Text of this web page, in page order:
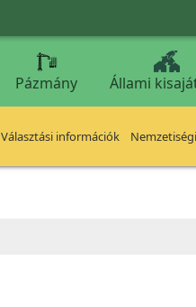
Pázmány Állami
Választási információk